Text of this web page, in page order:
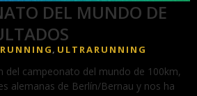
DEL MUNDO DE
RUNNING , ULTRARUNNING
del campeonato del mundo de 100km,
alemanas de Berlín/Bernau y nos ha